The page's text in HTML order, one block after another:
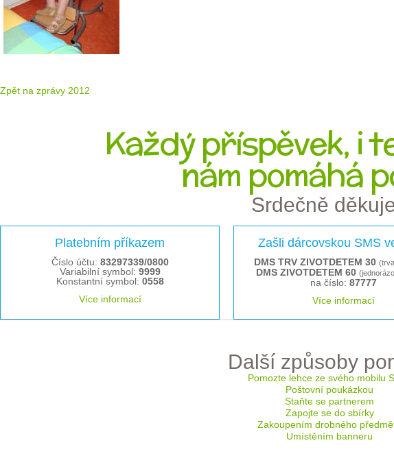
Zpět na zprávy 2012
Každý příspěvek, i
nám pomáhá
Srdečně
Platebním příkazem
Číslo účtu: 83297339/0800
Variabilní symbol: 9999
Konstantní symbol: 0558
Více informací
Zašli dárcovskou SMS
DMS TRV ZIVOTDETEM 30
DMS ZIVOTDETEM 60
na číslo: 87777
Více informací
Další způsoby
Pomozte lehce ze svého mobilu
Poštovní poukázkou
Staňte se partnerem
Zapojte se do sbírky
Zakoupením drobného
Umístěním banneru